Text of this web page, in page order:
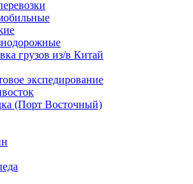
грузов из/в Китай
экспедирование
(Порт Восточный)